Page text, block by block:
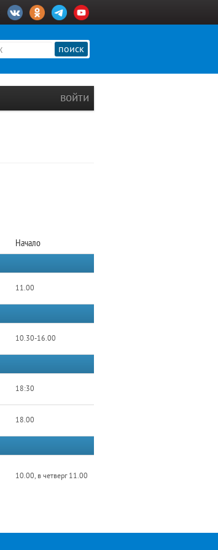
поиск
войти
Начало
11.00
10.30-16.00
18:30
18.00
10.00, в четверг 11.00